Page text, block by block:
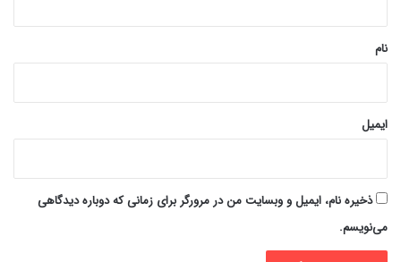
نام
ایمیل
ذخیره نام، ایمیل و وبسایت من در مرورگر برای زمانی که دوباره دیدگاهی
می‌نویسم.